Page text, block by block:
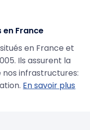
France
en France et
Ils assurent la
infrastructures:
En savoir plus